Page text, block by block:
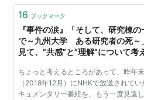
16 ブックマーク
『事件の涙』「そして、研究棟の
で～九州大学 ある研究者の死～
見て、”共感”と”理解”について考
ちょっと考えるところがあって、昨年末
（2018年12月）にNHKで放送されてい
キュメンタリー番組を、もう一度見返